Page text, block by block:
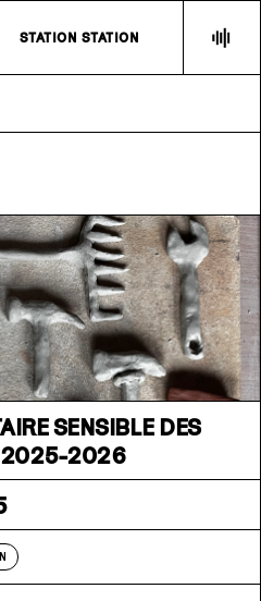
STATION STATION
SENSIBLE DES
2025-2026